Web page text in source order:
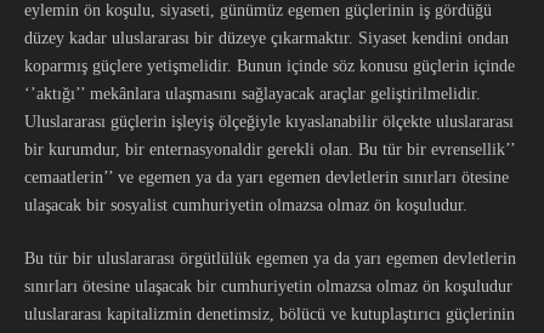
eylemin ön koşulu, siyaseti, günümüz egemen güçlerinin iş gördüğü
düzey kadar uluslararası bir düzeye çıkarmaktır. Siyaset kendini ondan
koparmış güçlere yetişmelidir. Bunun içinde söz konusu güçlerin içinde
‘’aktığı’’ mekânlara ulaşmasını sağlayacak araçlar geliştirilmelidir.
Uluslararası güçlerin işleyiş ölçeğiyle kıyaslanabilir ölçekte uluslararası
bir kurumdur, bir enternasyonaldir gerekli olan. Bu tür bir evrensellik’’
cemaatlerin’’ ve egemen ya da yarı egemen devletlerin sınırları ötesine
ulaşacak bir sosyalist cumhuriyetin olmazsa olmaz ön koşuludur.
Bu tür bir uluslararası örgütlülük egemen ya da yarı egemen devletlerin
sınırları ötesine ulaşacak bir cumhuriyetin olmazsa olmaz ön koşuludur
uluslararası kapitalizmin denetimsiz, bölücü ve kutuplaştırıcı güçlerinin